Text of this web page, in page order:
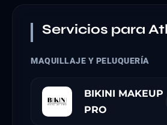
Servicios para
MAQUILLAJE Y PELUQUERÍA
BIKINI MAKEUP
PRO